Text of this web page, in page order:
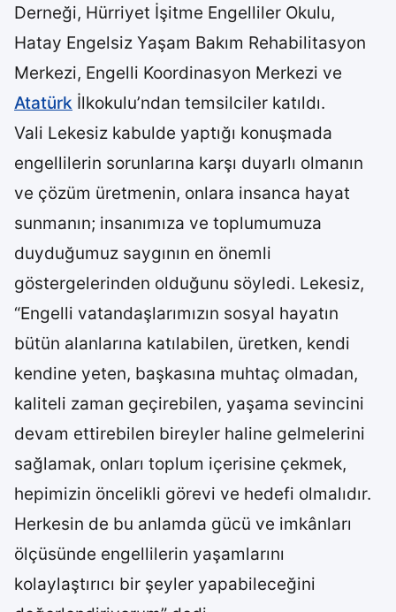
Derneği, Hürriyet İşitme Engelliler Okulu,
Hatay Engelsiz Yaşam Bakım Rehabilitasyon
Merkezi, Engelli Koordinasyon Merkezi ve
Atatürk İlkokulu’ndan temsilciler katıldı.
Vali Lekesiz kabulde yaptığı konuşmada
engellilerin sorunlarına karşı duyarlı olmanın
ve çözüm üretmenin, onlara insanca hayat
sunmanın; insanımıza ve toplumumuza
duyduğumuz saygının en önemli
göstergelerinden olduğunu söyledi. Lekesiz,
“Engelli vatandaşlarımızın sosyal hayatın
bütün alanlarına katılabilen, üretken, kendi
kendine yeten, başkasına muhtaç olmadan,
kaliteli zaman geçirebilen, yaşama sevincini
devam ettirebilen bireyler haline gelmelerini
sağlamak, onları toplum içerisine çekmek,
hepimizin öncelikli görevi ve hedefi olmalıdır.
Herkesin de bu anlamda gücü ve imkânları
ölçüsünde engellilerin yaşamlarını
kolaylaştırıcı bir şeyler yapabileceğini